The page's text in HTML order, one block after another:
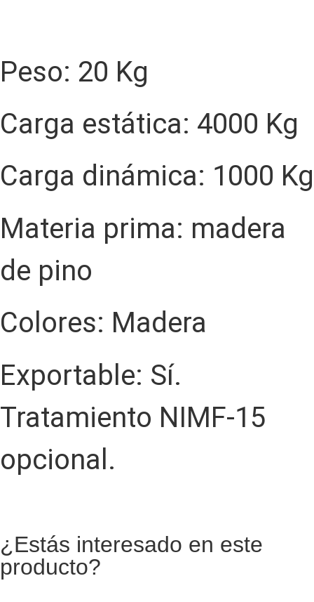
Peso: 20 Kg
Carga estática: 4000 Kg
Carga dinámica: 1000 Kg
Materia prima: madera
de pino
Colores: Madera
Exportable: Sí.
Tratamiento NIMF-15
opcional.
¿Estás interesado en este
producto?